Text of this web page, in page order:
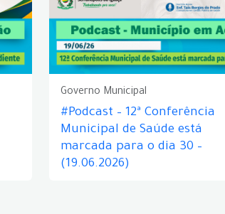
Governo Municipal
#Podcast – 12ª Conferência
Municipal de Saúde está
marcada para o dia 30 –
(19.06.2026)